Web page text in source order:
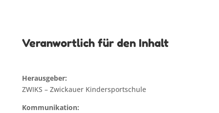
Veranwortlich für den Inhalt
Herausgeber:
ZWIKS – Zwickauer Kindersportschule
Kommunikation: